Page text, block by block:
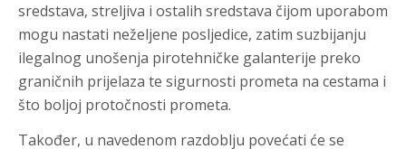
sredstava, streljiva i ostalih sredstava čijom uporabom
mogu nastati neželjene posljedice, zatim suzbijanju
ilegalnog unošenja pirotehničke galanterije preko
graničnih prijelaza te sigurnosti prometa na cestama i
što boljoj protočnosti prometa.
Također, u navedenom razdoblju povećati će se